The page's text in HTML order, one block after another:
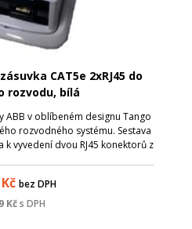
CAT5e 2xRJ45 do
rozvodu, bílá
ABB v oblíbeném designu Tango
rozvodného systému. Sestava
vyvedení dvou RJ45 konektorů z
bez DPH
Kčs DPH